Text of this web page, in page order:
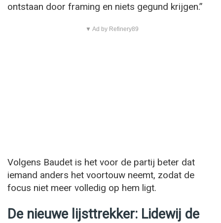
ontstaan door framing en niets gegund krijgen.”
▼ Ad by Refinery89
Volgens Baudet is het voor de partij beter dat
iemand anders het voortouw neemt, zodat de
focus niet meer volledig op hem ligt.
De nieuwe lijsttrekker: Lidewij de